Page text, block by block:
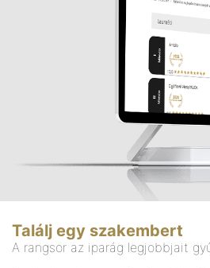
Találj egy szakembert
A rangsor az iparág legjobbjait